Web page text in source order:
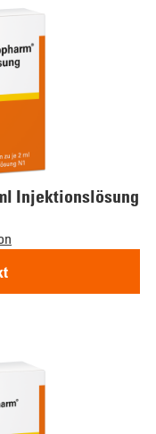
Injektionslösung